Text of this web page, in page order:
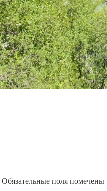
Обязательные поля помечены